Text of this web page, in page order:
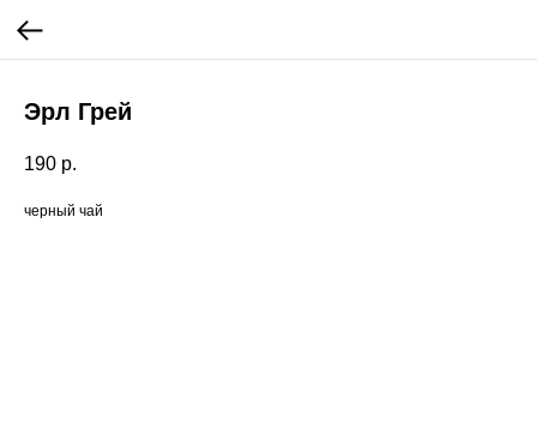
Эрл Грей
190 р.
черный чай